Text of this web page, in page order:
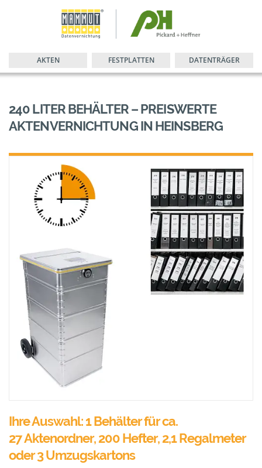
AKTEN FESTPLATTEN DATENTRÄGER
240 LITER BEHÄLTER – PREISWERTE
AKTENVERNICHTUNG IN HEINSBERG
Ihre Auswahl: 1 Behälter für ca.
27 Aktenordner, 200 Hefter, 2,1 Regalmeter
oder 3 Umzugskartons